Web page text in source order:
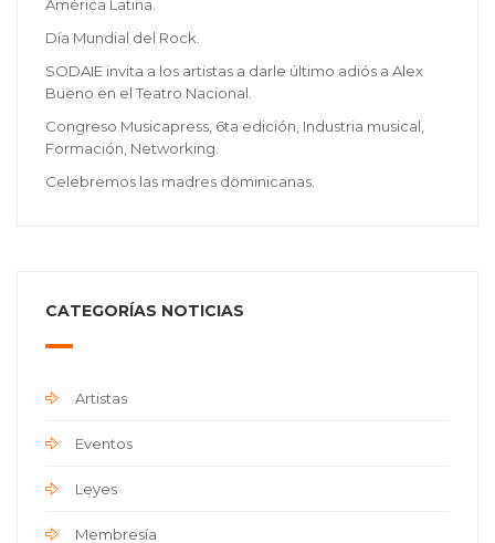
América Latina.
Día Mundial del Rock.
SODAIE invita a los artistas a darle último adiós a Alex
Bueno en el Teatro Nacional.
Congreso Musicapress, 6ta edición, Industria musical,
Formación, Networking.
Celebremos las madres dominicanas.
CATEGORÍAS NOTICIAS
Artistas
Eventos
Leyes
Membresía